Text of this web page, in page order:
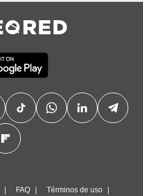
FAQ Términos de uso